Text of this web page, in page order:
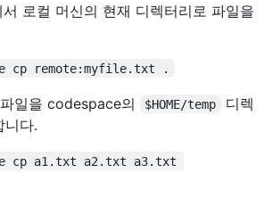
로컬 머신의 현재 디렉터리로 파일을
cp remote:myfile.txt .
일을 codespace의 $HOME/temp
디렉
니다.
cp a1.txt a2.txt a3.txt